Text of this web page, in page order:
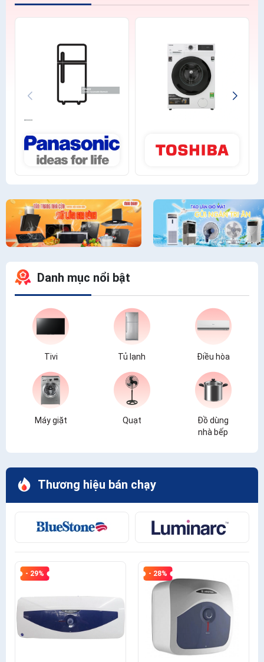
Danh mục nổi bật
Tivi Tủ lạnh Điều hòa
Máy giặt Quạt
Đồ dùng
nhà bếp
Thương hiệu bán chạy
- 29% - 28%